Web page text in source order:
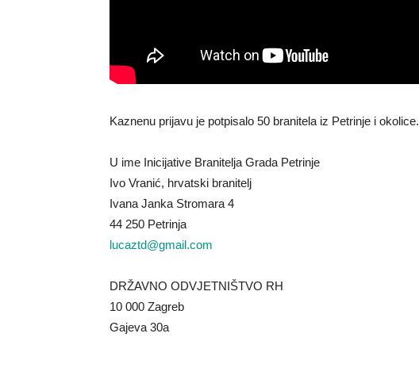
Kaznenu prijavu je potpisalo 50 branitela iz Petrinje i okolice.
U ime Inicijative Branitelja Grada Petrinje
Ivo Vranić, hrvatski branitelj
Ivana Janka Stromara 4
44 250 Petrinja
lucaztd@gmail.com
DRŽAVNO ODVJETNIŠTVO RH
10 000 Zagreb
Gajeva 30a